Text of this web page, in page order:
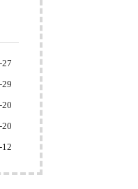
27
29
20
20
12